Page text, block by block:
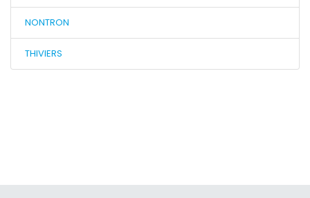
NONTRON
THIVIERS